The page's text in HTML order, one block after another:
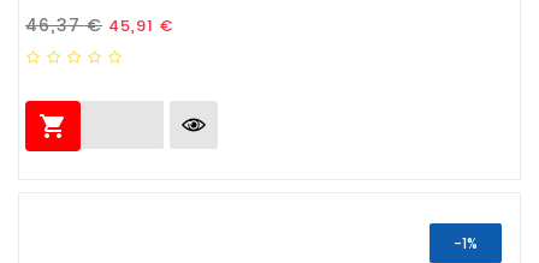
Prezzo Standard
46,37 € Prezzo
45,91 €

-1%